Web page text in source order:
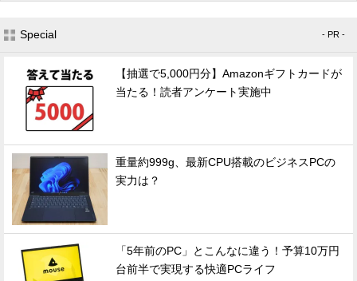
Special - PR -
【抽選で5,000円分】Amazonギフトカードが
当たる！読者アンケート実施中
重量約999g、最新CPU搭載のビジネスPCの
実力は？
「5年前のPC」とこんなに違う！予算10万円
台前半で実現する快適PCライフ